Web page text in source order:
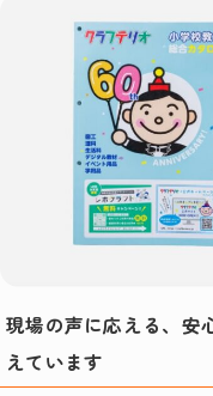
現場の声に応える、安
えています